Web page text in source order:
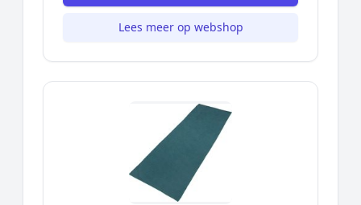
Lees meer op webshop